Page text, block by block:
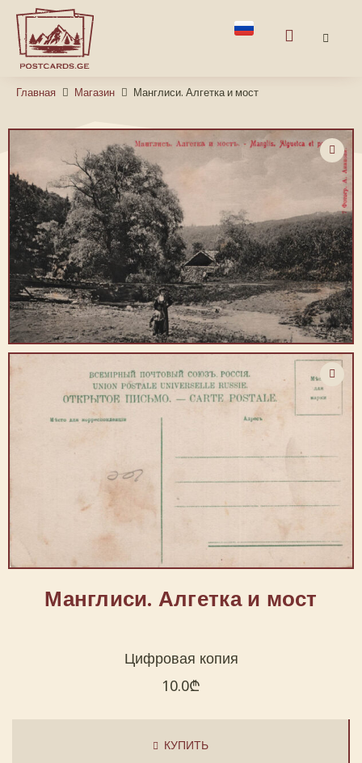
Главная Магазин Манглиси. Алгетка и мост
Манглиси. Алгетка и мост
Цифровая копия
10.0₾
КУПИТЬ